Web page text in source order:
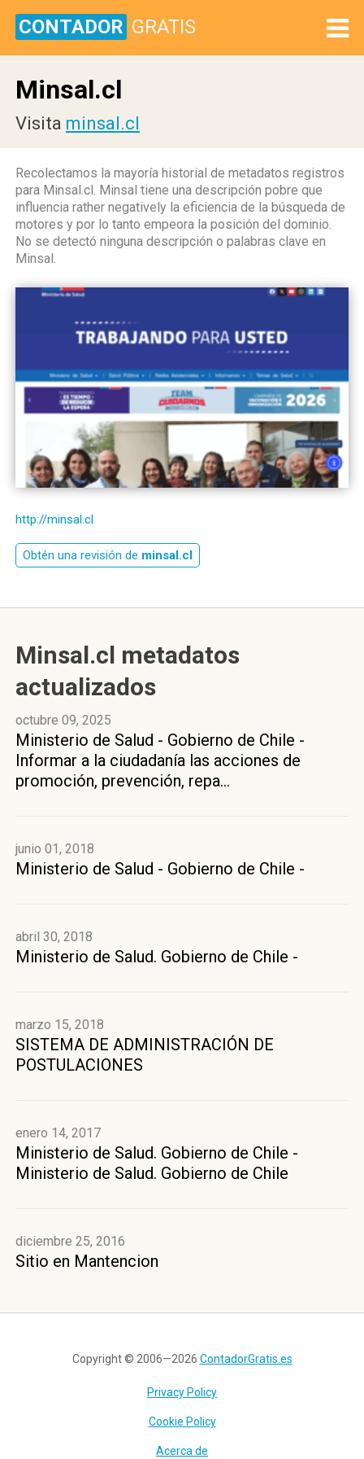
CONTADOR GRATIS
Minsal.cl
Visita minsal.cl
Recolectamos la mayoría historial de metadatos registros
para Minsal.cl. Minsal tiene una descripción pobre que
influencia rather negatively la eficiencia de la búsqueda de
motores y por lo tanto empeora la posición del dominio.
No se detectó ninguna descripción o palabras clave en
Minsal.
http://minsal.cl
Obtén una revisión de minsal.cl
Minsal.cl metadatos
actualizados
octubre 09, 2025
Ministerio de Salud - Gobierno de Chile -
Informar a la ciudadanía las acciones de
promoción, prevención, repa...
junio 01, 2018
Ministerio de Salud - Gobierno de Chile -
abril 30, 2018
Ministerio de Salud. Gobierno de Chile -
marzo 15, 2018
SISTEMA DE ADMINISTRACIÓN DE
POSTULACIONES
enero 14, 2017
Ministerio de Salud. Gobierno de Chile -
Ministerio de Salud. Gobierno de Chile
diciembre 25, 2016
Sitio en Mantencion
Copyright © 2006—2026 ContadorGratis.es
Privacy Policy
Cookie Policy
Acerca de